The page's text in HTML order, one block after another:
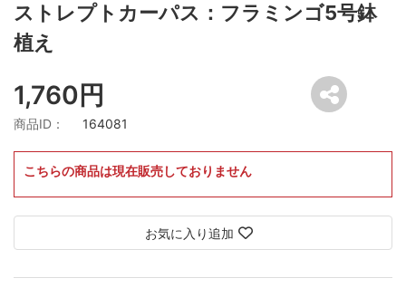
ストレプトカーパス：フラミンゴ5号鉢
植え
1,760円
商品ID： 164081
こちらの商品は現在販売しておりません
お気に入り追加